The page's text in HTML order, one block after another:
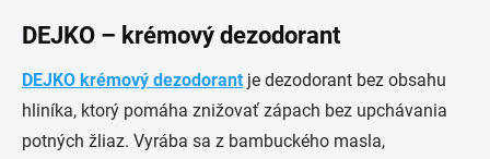
DEJKO – krémový dezodorant
DEJKO krémový dezodorant je dezodorant bez obsahu
hliníka, ktorý pomáha znižovať zápach bez upchávania
potných žliaz. Vyrába sa z bambuckého masla,